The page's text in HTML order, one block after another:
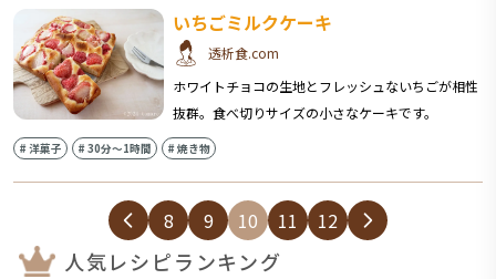
いちごミルクケーキ
透析食.com
ホワイトチョコの生地とフレッシュないちごが相性
抜群。食べ切りサイズの小さなケーキです。
#洋菓子 #30分〜1時間 #焼き物
8 9 10 11 12
人気レシピランキング